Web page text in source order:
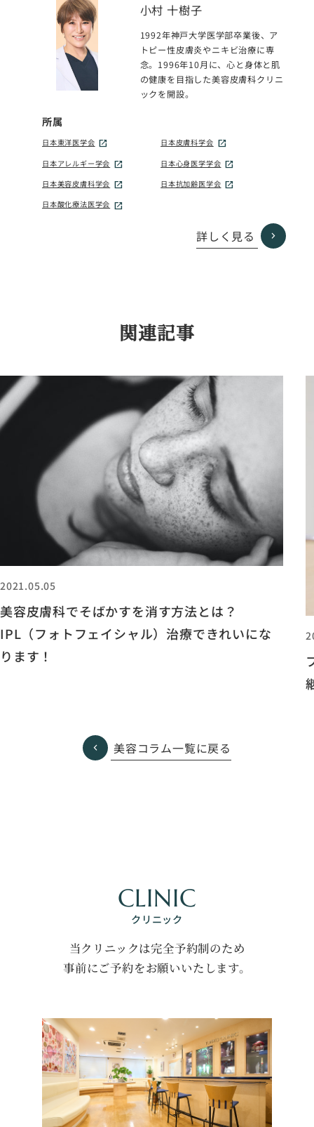
小村 十樹子
1992年神戸大学医学部卒業後、ア
トピー性皮膚炎やニキビ治療に専
念。1996年10月に、心と身体と肌
の健康を目指した美容皮膚科クリニ
ックを開設。
所属
日本東洋医学会
日本皮膚科学会
日本アレルギー学会
日本心身医学学会
日本美容皮膚科学会
日本抗加齢医学会
日本酸化療法医学会
詳しく見る
関連記事
2021.05.05
美容皮膚科でそばかすを消す方法とは？
IPL（フォトフェイシャル）治療できれいにな
ります！
美容コラム一覧に戻る
CLINIC
クリニック
当クリニックは完全予約制のため
事前にご予約をお願いいたします。